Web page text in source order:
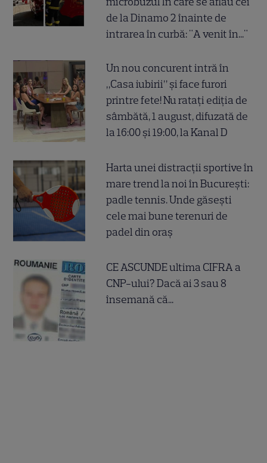
de la Dinamo 2 înainte de
intrarea în curbă: "A venit în..."
Un nou concurent intră în
„Casa iubirii” și face furori
printre fete! Nu ratați ediția de
sâmbătă, 1 august, difuzată de
la 16:00 și 19:00, la Kanal D
Harta unei distracții sportive în
mare trend la noi în București:
padle tennis. Unde găsești
cele mai bune terenuri de
padel din oraș
CE ASCUNDE ultima CIFRA a
CNP-ului? Dacă ai 3 sau 8
însemană că...